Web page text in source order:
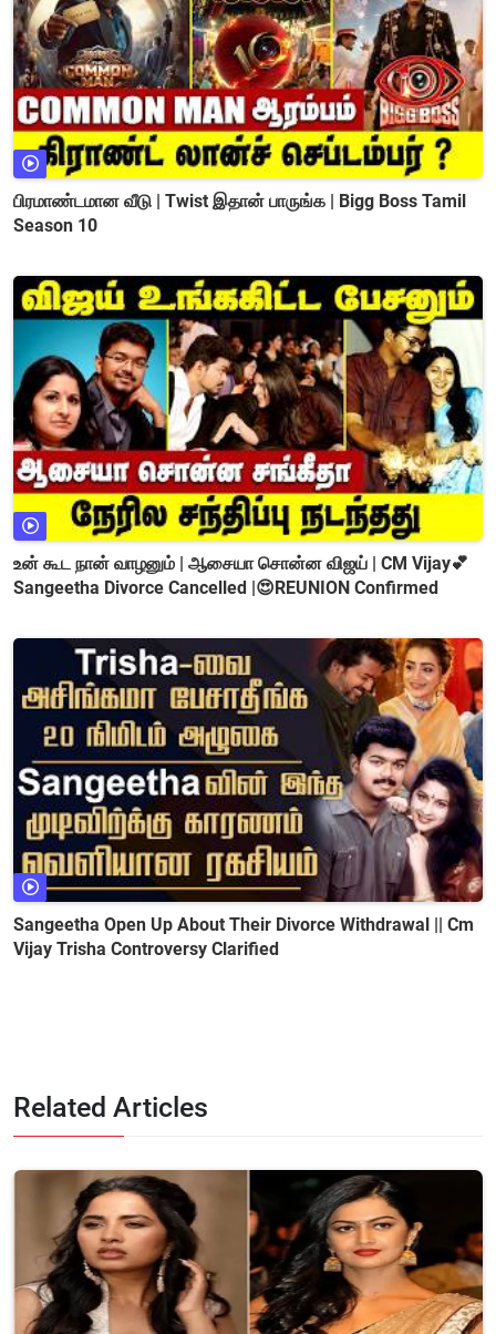
பிரமாண்டமான வீடு | Twist இதான் பாருங்க | Bigg Boss Tamil
Season 10
உன் கூட நான் வாழனும் | ஆசையா சொன்ன விஜய் | CM Vijay💕
Sangeetha Divorce Cancelled |😍REUNION Confirmed
Sangeetha Open Up About Their Divorce Withdrawal || Cm
Vijay Trisha Controversy Clarified
Related Articles